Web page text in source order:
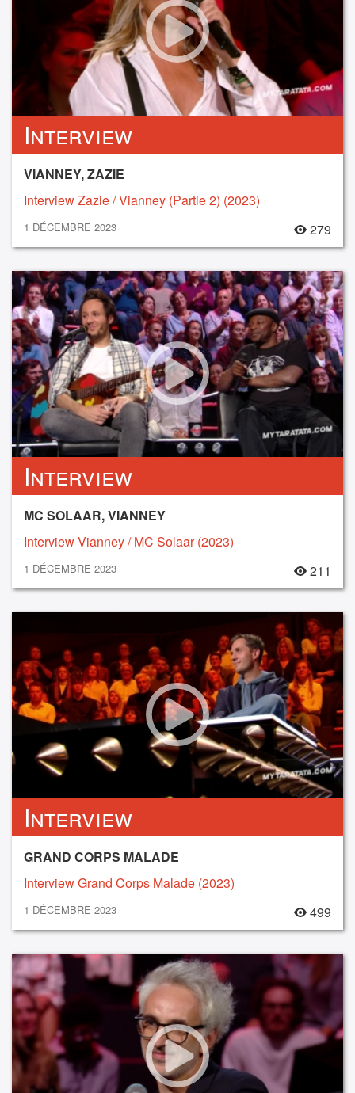
Interview
VIANNEY, ZAZIE
Interview Zazie / Vianney (Partie 2) (2023)
1 DÉCEMBRE 2023 279
Interview
MC SOLAAR, VIANNEY
Interview Vianney / MC Solaar (2023)
1 DÉCEMBRE 2023 211
Interview
GRAND CORPS MALADE
Interview Grand Corps Malade (2023)
1 DÉCEMBRE 2023 499